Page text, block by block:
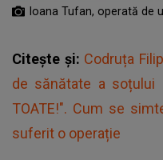
Ioana Tufan, operată de
Citește și: Codruța
de sănătate a soțului
TOATE!". Cum se
suferit o operație